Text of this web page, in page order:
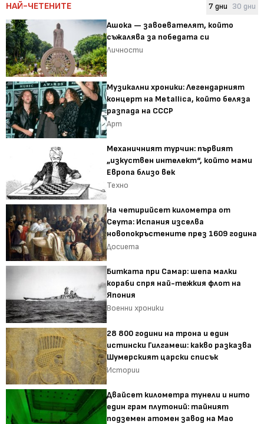
НАЙ-ЧЕТЕНИТЕ 7 дни 30 дни
Ашока — завоевателят, който
съжалява за победата си
Личности
Музикални хроники: Легендарният
концерт на Metallica, който беляза
разпада на СССР
Арт
Механичният турчин: първият
„изкуствен интелект“, който мами
Европа близо век
Техно
На четирийсет километра от
Сеута: Испания изселва
новопокръстените през 1609 година
Досиета
Битката при Самар: шепа малки
кораби спря най-тежкия флот на
Япония
Военни хроники
28 800 години на трона и един
истински Гилгамеш: какво разказва
Шумерският царски списък
Истории
Двайсет километра тунели и нито
един грам плутоний: тайният
подземен атомен завод на Мао